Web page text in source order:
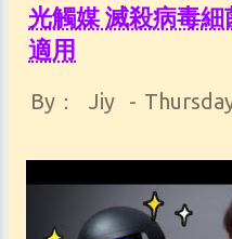
光觸媒 滅殺病毒
適用
By： Jiy -